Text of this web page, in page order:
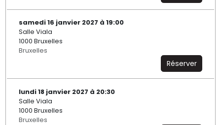
samedi 16 janvier 2027 à 19:00
Salle Viala
1000 Bruxelles
Bruxelles
Réserver
lundi 18 janvier 2027 à 20:30
Salle Viala
1000 Bruxelles
Bruxelles